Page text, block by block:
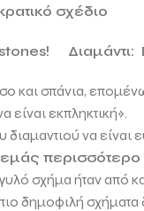
σχέδιο
και σπάνια,
είναι εκπληκτική».
να είναι
σχήμα ήταν από
δημοφιλή